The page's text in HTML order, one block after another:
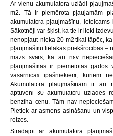
Ar vienu akumulatora uzlādi
m2. Tā ir piemērota pļaujamām
akumulatora pļaujmašīnu,
Sākotnēji var šķist, ka tie ir lieki
nenopļauti nieka 20 m2 tikai tāpēc,
pļaujmašīnu lielākās priekšrocības –
mazs svars, kā arī nav
pļaujmašīnas ir piemērotas gados
vasarnīcas īpašniekiem, kuriem
Akumulatora pļaujmašīnām ir arī
aptuveni 30 akumulatoru uzlādes
benzīna cenu. Tām nav
Pietiek ar asmens asināšanu un
reizes.
Strādājot ar akumulatora